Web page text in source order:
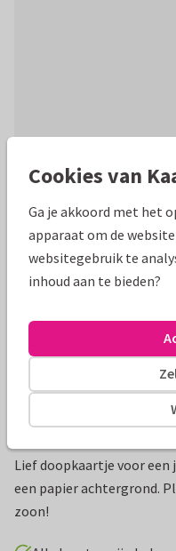
Productinformatie
Lief doopkaartje voor
een papier achtergrond.
zoon!
Cookies van
Ga je akkoord met het
apparaat om de
websitegebruik te
inhoud aan te bieden?